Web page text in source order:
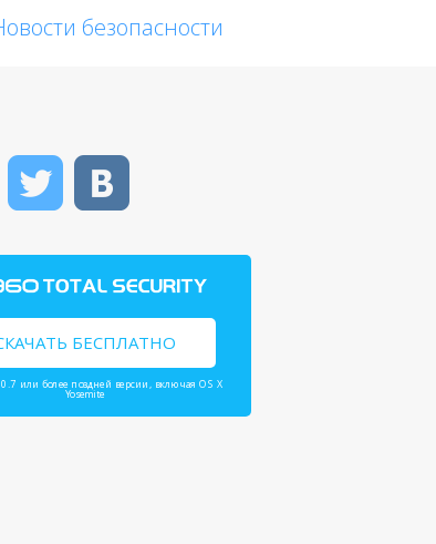
безопасности
FacebookTwitter
БЕСПЛАТНО
или более поздней версии, включая OS X
Yosemite